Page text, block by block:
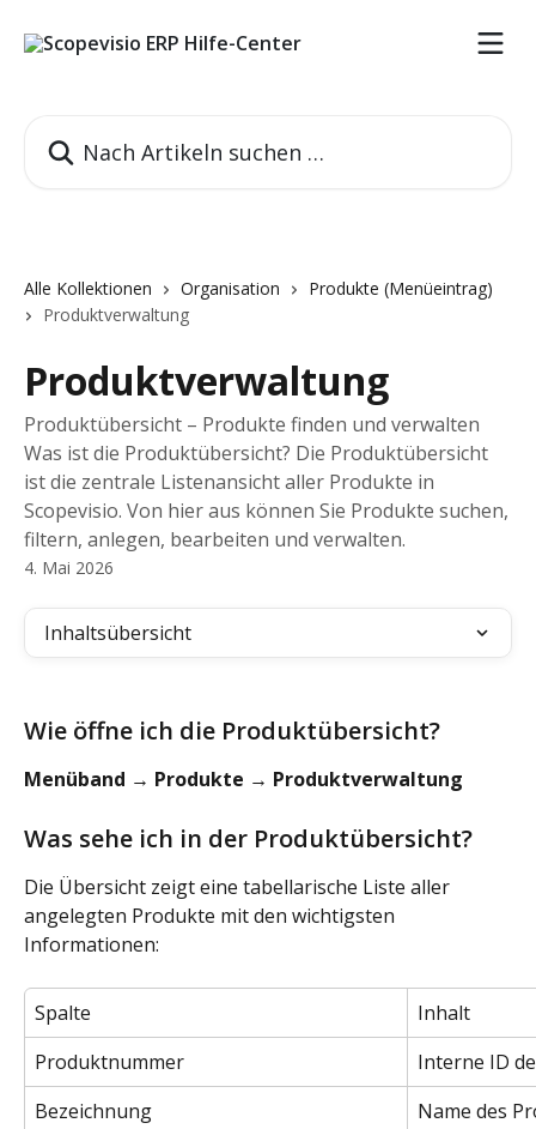
Alle Kollektionen Organisation
Produkte (Menüeintrag)
Produktverwaltung
Produktverwaltung
Produktübersicht – Produkte finden und verwalten
Was ist die Produktübersicht? Die Produktübersicht
ist die zentrale Listenansicht aller Produkte in
Scopevisio. Von hier aus können Sie Produkte suchen,
filtern, anlegen, bearbeiten und verwalten.
4. Mai 2026
Inhaltsübersicht
Wie öffne ich die Produktübersicht?
Menüband → Produkte → Produktverwaltung
Was sehe ich in der Produktübersicht?
Die Übersicht zeigt eine tabellarische Liste aller
angelegten Produkte mit den wichtigsten
Informationen:
Spalte
Inhalt
Produktnummer
Interne ID
Bezeichnung
Name des